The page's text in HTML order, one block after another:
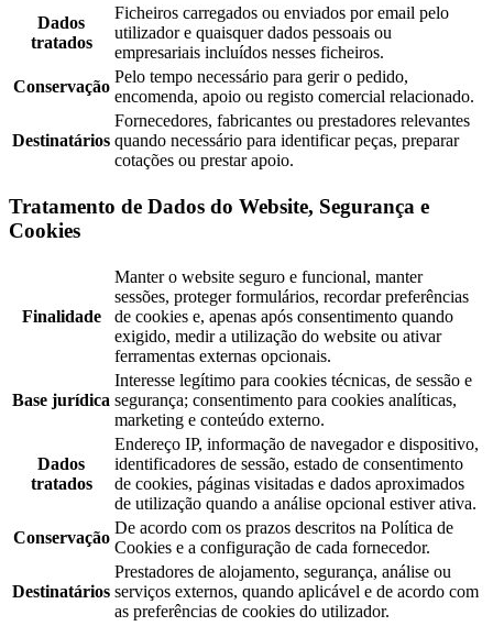
Dados
tratados
Ficheiros carregados ou enviados por email pelo
utilizador e quaisquer dados pessoais ou
empresariais incluídos nesses ficheiros.
Conservação
Pelo tempo necessário para gerir o pedido,
encomenda, apoio ou registo comercial relacionado.
Destinatários
Fornecedores, fabricantes ou prestadores relevantes
quando necessário para identificar peças, preparar
cotações ou prestar apoio.
Tratamento de Dados do Website, Segurança e
Cookies
Finalidade
Manter o website seguro e funcional, manter
sessões, proteger formulários, recordar preferências
de cookies e, apenas após consentimento quando
exigido, medir a utilização do website ou ativar
ferramentas externas opcionais.
Base jurídica
Interesse legítimo para cookies técnicas, de sessão e
segurança; consentimento para cookies analíticas,
marketing e conteúdo externo.
Dados
tratados
Endereço IP, informação de navegador e dispositivo,
identificadores de sessão, estado de consentimento
de cookies, páginas visitadas e dados aproximados
de utilização quando a análise opcional estiver ativa.
Conservação
De acordo com os prazos descritos na Política de
Cookies e a configuração de cada fornecedor.
Destinatários
Prestadores de alojamento, segurança, análise ou
serviços externos, quando aplicável e de acordo com
as preferências de cookies do utilizador.